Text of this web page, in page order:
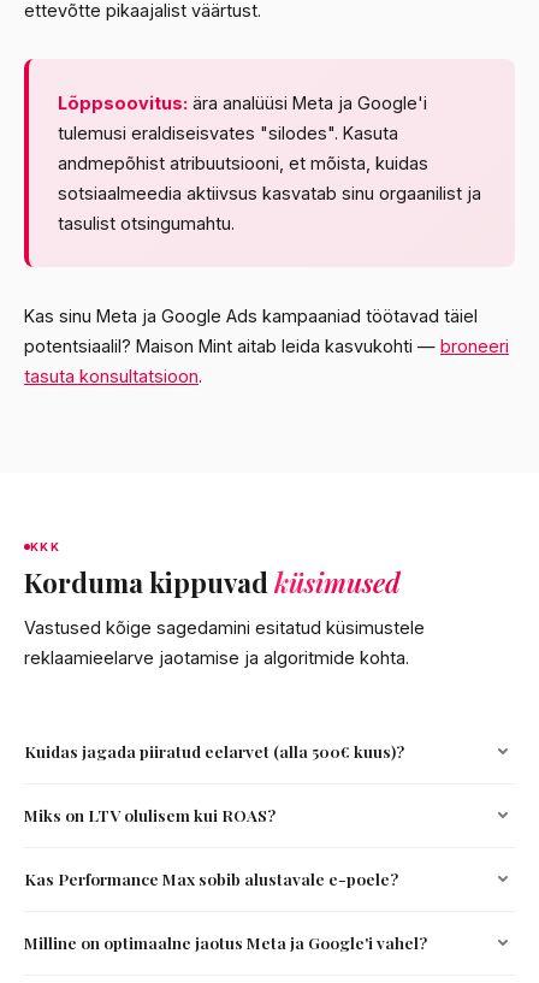
ettevõtte pikaajalist väärtust.
Lõppsoovitus: ära analüüsi Meta ja Google'i
tulemusi eraldiseisvates "silodes". Kasuta
andmepõhist atribuutsiooni, et mõista, kuidas
sotsiaalmeedia aktiivsus kasvatab sinu orgaanilist ja
tasulist otsingumahtu.
Kas sinu Meta ja Google Ads kampaaniad töötavad täiel
potentsiaalil? Maison Mint aitab leida kasvukohti — broneeri
tasuta konsultatsioon.
KKK
Korduma kippuvad küsimused
Vastused kõige sagedamini esitatud küsimustele
reklaamieelarve jaotamise ja algoritmide kohta.
Kuidas jagada piiratud eelarvet (alla 500€ kuus)?
kanalis, et saavutada piisav andmemaht algoritmi
kiireima konversiooni ja selge ostukavatsusega liikluse.
Miks on LTV olulisem kui ROAS?
soetusmaksumus olla kõrge. Fookus kliendi eluaegsele
korduvaid oste ja brändilojaalsust.
Kas Performance Max sobib alustavale e-poele?
märkimisväärset andmevoogu (orienteeruvalt 30–50
Milline on optimaalne jaotus Meta ja Google'i vahel?